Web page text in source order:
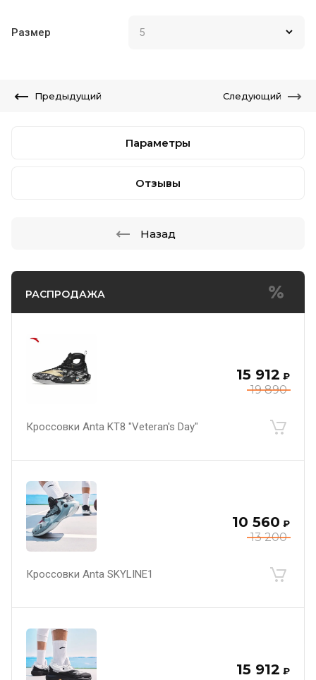
РАСПРОДАЖА
19 890
15 912 ₽
Кроссовки Anta KT8 "Veteran's Day"
13 200
10 560 ₽
Кроссовки Anta SKYLINE1
15 912 ₽
Размер
Предыдущий Следующий
Параметры
Отзывы
Назад